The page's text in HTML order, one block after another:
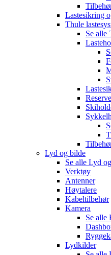
Lastesikring
Thule
Se alle
Lyd og bilde
Se alle Lyd
Verktøy
Antenner
Høytalere
Kabeltilbehør
Kamera
Se alle
Lydkilder